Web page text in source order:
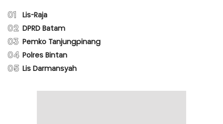
01 Lis-Raja
02 DPRD Batam
03 Pemko Tanjungpinang
04 Polres Bintan
05 Lis Darmansyah